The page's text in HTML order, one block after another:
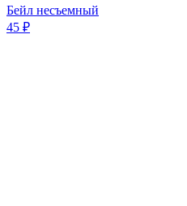
Бейл несъемный
45 ₽